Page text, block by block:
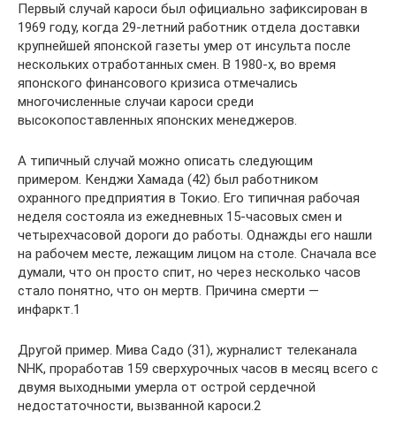
Первый случай кароси был официально зафиксирован в
1969 году, когда 29-летний работник отдела доставки
крупнейшей японской газеты умер от инсульта после
нескольких отработанных смен. В 1980-х, во время
японского финансового кризиса отмечались
многочисленные случаи кароси среди
высокопоставленных японских менеджеров.
А типичный случай можно описать следующим
примером. Кенджи Хамада (42) был работником
охранного предприятия в Токио. Его типичная рабочая
неделя состояла из ежедневных 15-часовых смен и
четырехчасовой дороги до работы. Однажды его нашли
на рабочем месте, лежащим лицом на столе. Сначала все
думали, что он просто спит, но через несколько часов
стало понятно, что он мертв. Причина смерти —
инфаркт.1
Другой пример. Мива Садо (31), журналист телеканала
NHK, проработав 159 сверхурочных часов в месяц всего с
двумя выходными умерла от острой сердечной
недостаточности, вызванной кароси.2